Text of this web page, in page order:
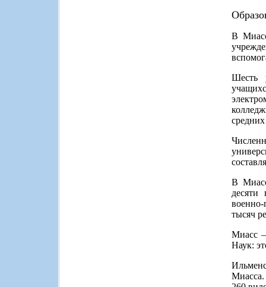
В
Шесть
В
десяти
тысяч
Миасс –
Наук: